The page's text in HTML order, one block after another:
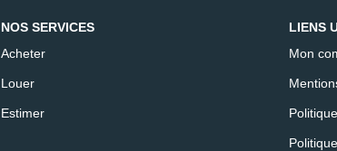
NOS SERVICES
Acheter
Louer
Estimer
LIENS
Mon